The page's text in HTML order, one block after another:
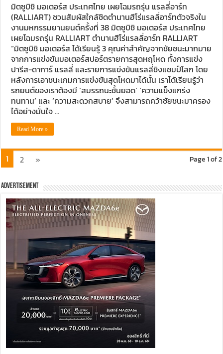
มิตซูบิชิ มอเตอร์ส ประเทศไทย เผยโฉมรถรุ่น แรลลี่อาร์ท
(RALLIART) ชวนสัมผัสใกล้ชิดตำนานฮีโร่แรลลี่อาร์ทตัวจริงใน
งานมหกรรมยานยนต์ครั้งที่ 38 มิตซูบิชิ มอเตอร์ส ประเทศไทย
เผยโฉมรถรุ่น RALLIART ตำนานฮีโร่แรลลี่อาร์ท RALLIART
“มิตซูบิชิ มอเตอร์ส ได้เรียนรู้ 3 คุณค่าสำคัญจากชัยชนะมากมาย
จากการแข่งขันมอเตอร์สปอร์ตรายการสุดหฤโหด ทั้งการแข่ง
ปารีส-ดาการ์ แรลลี่ และรายการแข่งขันแรลลี่ชิงแชมป์โลก โดย
หลังการเอาชนะเกมการแข่งขันสุดโหดมาได้นั้น เราได้เรียนรู้ว่า
รถยนต์ของเราต้องมี ‘สมรรถนะชั้นยอด’ ‘ความแข็งแกร่ง
ทนทาน’ และ ‘ความสะดวกสบาย’ จึงสามารถคว้าชัยชนะมาครอง
ได้อย่างมั่นใจ …
Read More »
Page 1 of 2
1 2 »
Advertisement